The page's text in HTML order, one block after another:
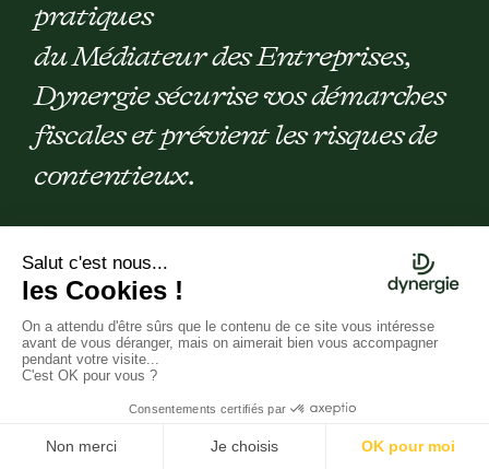
pratiques
du Médiateur des Entreprises,
Dynergie sécurise vos démarches
fiscales et prévient les risques de
contentieux.